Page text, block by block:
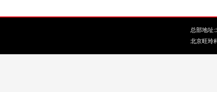
总部地址:
北京旺玲